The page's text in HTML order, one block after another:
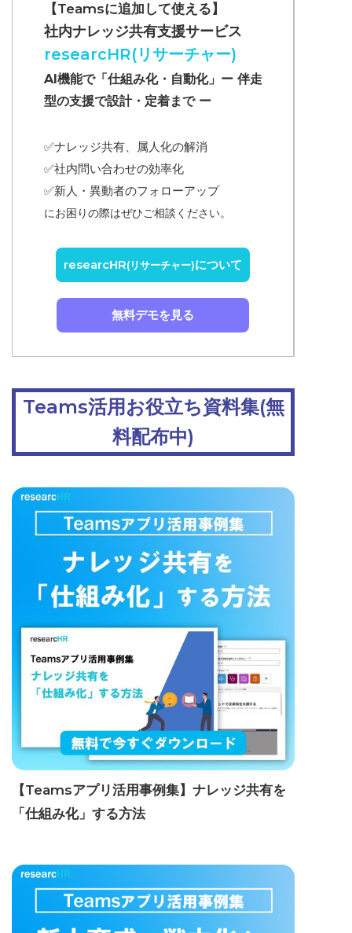
【Teamsに追加して使える】
社内ナレッジ共有支援サービス
researcHR(リサーチャー)
AI機能で「仕組み化・自動化」ー 伴走
型の支援で設計・定着まで ー
✅ナレッジ共有、属人化の解消
✅社内問い合わせの効率化
✅新人・異動者のフォローアップ
にお困りの際はぜひご相談ください。
researcHR(リサーチャー)について
無料デモを見る
Teams活用お役立ち資料集(無
料配布中)
【Teamsアプリ活用事例集】ナレッジ共有を
「仕組み化」する方法